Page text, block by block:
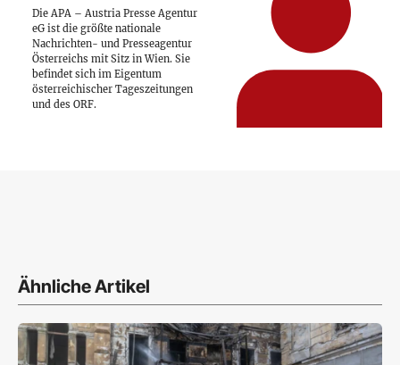
Die APA – Austria Presse Agentur
eG ist die größte nationale
Nachrichten- und Presseagentur
Österreichs mit Sitz in Wien. Sie
befindet sich im Eigentum
österreichischer Tageszeitungen
und des ORF.
Ähnliche Artikel